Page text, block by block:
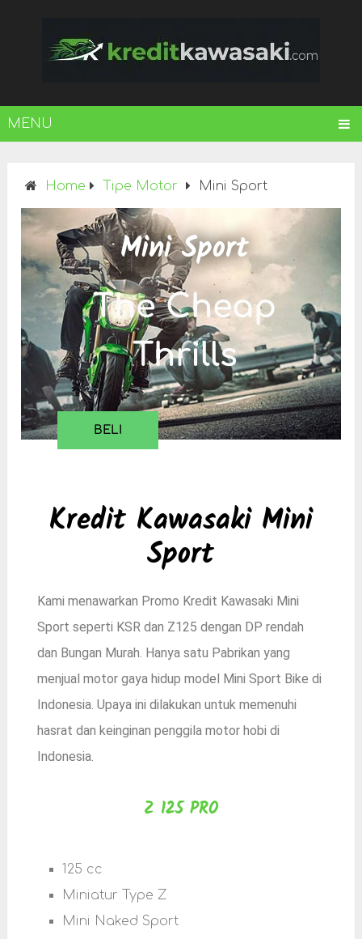
MENU
Home Tipe Motor Mini Sport
Mini Sport
The Cheap
Thrills
BELI
Kredit Kawasaki Mini
Sport
Kami menawarkan Promo Kredit Kawasaki Mini
Sport seperti KSR dan Z125 dengan DP rendah
dan Bungan Murah. Hanya satu Pabrikan yang
menjual motor gaya hidup model Mini Sport Bike di
Indonesia. Upaya ini dilakukan untuk memenuhi
hasrat dan keinginan penggila motor hobi di
Indonesia.
Z 125 PRO
125 cc
Miniatur Type Z
Mini Naked Sport